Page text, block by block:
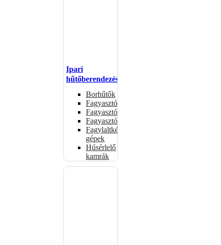
Ipari
hűtőberendezések
Borhűtők
Fagyasztóasztalok
Fagyasztóládák
Fagyasztószekrények
Fagylaltkészítő
gépek
Húsérlelő
kamrák